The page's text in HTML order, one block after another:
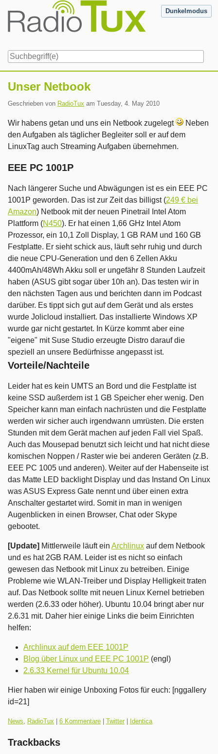
content
Dunkelmodus
Unser Netbook
Geschrieben von RadioTux am Tuesday, 4. May 2010
Wir habens getan und uns ein Netbook zugelegt
Neben
den Aufgaben als täglicher Begleiter soll er auf dem
LinuxTag auch Streaming Aufgaben übernehmen.
EEE PC 1001P
Nach längerer Suche und Abwägungen ist es ein EEE PC
1001P geworden. Das ist zur Zeit das billigst (249 € bei
Amazon) Netbook mit der neuen Pinetrail Intel Atom
Plattform (N450). Er hat einen 1,66 GHz Intel Atom
Prozessor, ein 10,1 Zoll Display, 1 GB RAM und 160 GB
Festplatte. Er sieht schick aus, läuft sehr ruhig und durch
die neue CPU-Generation und den 6 Zellen Akku
4400mAh/48Wh Akku soll er ungefähr 8 Stunden Laufzeit
haben (ASUS gibt sogar über 10h an). Das testen wir in
den nächsten Tagen aus und berichten dann im Podcast
darüber. Es tippt sich gut auf dem Gerät und als erstes
wurde Jolicloud installiert. Das installierte Windows XP
wurde gar nicht gestartet. In Kürze kommt aber eine
"eigene" mit Suse Studio erzeugte Distro darauf die
speziell an unsere Bedürfnisse angepasst ist.
Vorteile/Nachteile
Leider hat es kein UMTS an Bord und die Festplatte ist
keine SSD außerdem ist 1 GB Speicher eher wenig. Den
Speicher kann man einfach nachrüsten und die Festplatte
werden wir sicher auch irgendwann umrüsten. Die ersten
Stunden mit dem Gerät machen auf jeden Fall viel Spaß.
Auch das Mousepad benutzt sich leicht und hat nicht diese
komischen Noppen / Raster wie bei anderen Geräten (z.B.
EEE PC 1005 und anderen). Weiter auf der Habenseite ist
das Matte LED backlight Display und das Instand On Linux
was ASUS Express Gate nennt und über einen extra
Anschalter gestartet wird. Somit in man in wenigen
Augenblicken in einen Browser, Chat oder Skype
gebootet.
[Update] Mittlerweile läuft ein Archlinux auf dem Netbook
und es hat 2GB RAM. Leider ist es nicht so einfach
gewesen das Netbook mit Linux zu betreiben. Einige
Probleme wie WLAN-Treiber und Display Helligkeit traten
auf. Das Netbook sollte mit neuen Linux Kernel betrieben
werden (2.6.33 oder höher). Ubuntu 10.04 bringt aber nur
2.6.31 mit. Daher hier einige Links die beim Einrichten
helfen:
Archlinux auf dem EEE 1001P
Blog über Linux und EEE PC 1001P (engl)
2.6.33 Kernel für Ubuntu 10.04
Hier haben wir einige Unboxing Fotos für euch: [nggallery
id=21]
Kategorien:
News RadioTux 6 Kommentare Twitter| Identica
Trackbacks